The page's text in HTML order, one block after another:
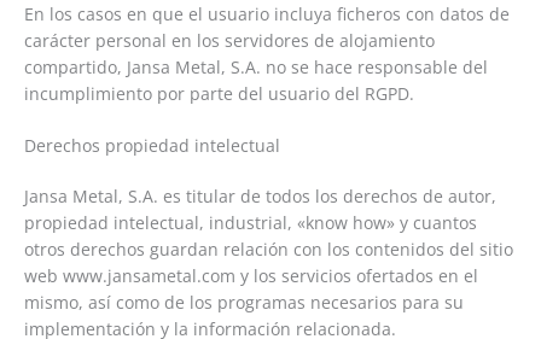
En los casos en que el usuario incluya ficheros con datos de
carácter personal en los servidores de alojamiento
compartido, Jansa Metal, S.A. no se hace responsable del
incumplimiento por parte del usuario del RGPD.
Derechos propiedad intelectual
Jansa Metal, S.A. es titular de todos los derechos de autor,
propiedad intelectual, industrial, «know how» y cuantos
otros derechos guardan relación con los contenidos del sitio
web www.jansametal.com y los servicios ofertados en el
mismo, así como de los programas necesarios para su
implementación y la información relacionada.